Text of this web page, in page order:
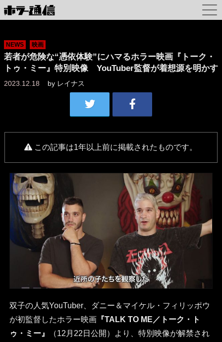
NEWS 映画
若者が危険な“憑依体験”にハマるホラー映画『トーク・
トゥ・ミー』特別映像 YouTuber監督が着想源を明かす
2023.12.18 by レイナス
この記事は1年以上前に掲載されたものです。
双子の人気YouTuber、ダニー＆マイケル・フィリッポウ
が初監督したホラー映画『TALK TO ME／トーク・ト
ゥ・ミー』
（12月22日公開）より、特別映像が解禁され